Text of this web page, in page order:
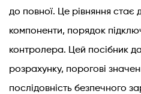
допомогою
2
Крок
за
до повної. Це рівняння стає
компоненти, порядок
контролера. Цей посібник
розрахунку, порогові
послідовність безпечного